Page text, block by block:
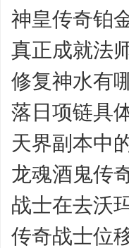
神皇传奇铂
真正成就法
修复神水有
落日项链具
天界副本中
龙魂酒鬼传
战士在去沃
传奇战士位